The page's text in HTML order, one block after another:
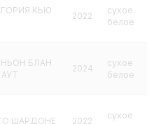
КЬЮ
2022
сухое
белое
БЛАН
2024
сухое
белое
ШАРДОНЕ 2022
сухое